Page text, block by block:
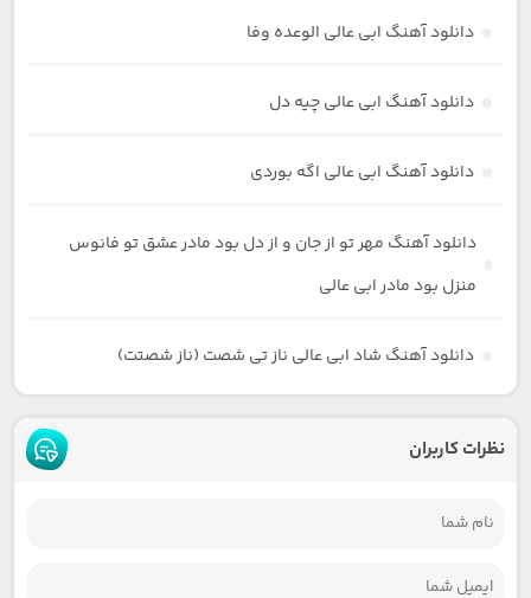
دانلود آهنگ ابی عالی الوعده وفا
دانلود آهنگ ابی عالی چیه دل
دانلود آهنگ ابی عالی اگه بوردی
دانلود آهنگ مهر تو از جان و از دل بود مادر عشق تو فانوس
منزل بود مادر ابی عالی
دانلود آهنگ شاد ابی عالی ناز تی شصت (ناز شصتت)
نظرات کاربران